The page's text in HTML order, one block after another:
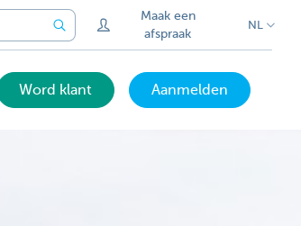
Maak een
afspraak
NL
Word klant Aanmelden